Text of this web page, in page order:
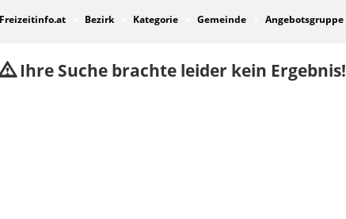
Freizeitinfo.at Bezirk Kategorie Gemeinde Angebotsgruppe
Ihre Suche brachte leider kein Ergebnis!